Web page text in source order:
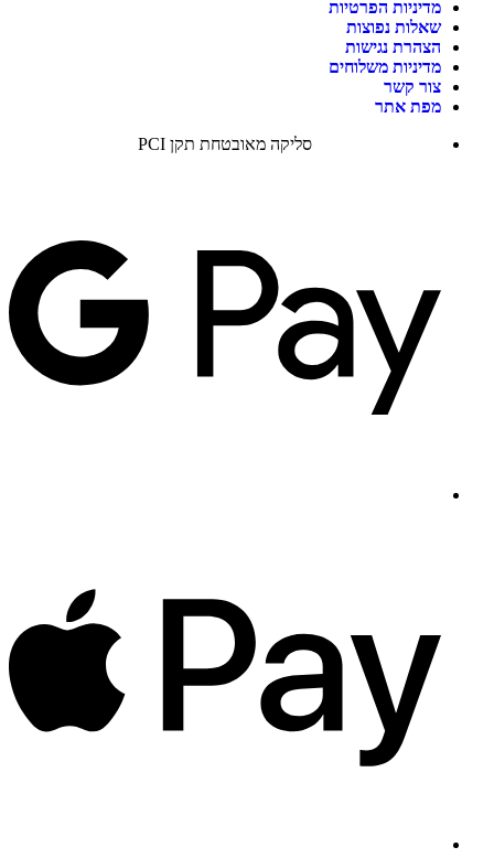
מדיניות הפרטיות
שאלות נפוצות
הצהרת נגישות
מדיניות משלוחים
צור קשר
מפת אתר
סליקה מאובטחת תקן PCI